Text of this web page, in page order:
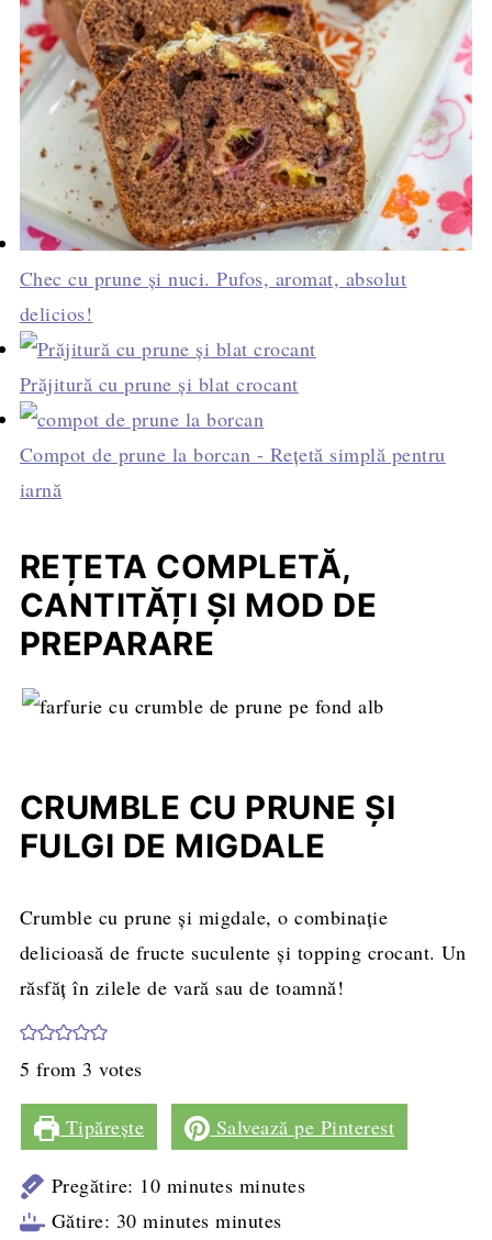
Chec cu prune și nuci. Pufos, aromat, absolut
delicios!
Prăjitură cu prune și blat crocant
Compot de prune la borcan - Rețetă simplă pentru
iarnă
REȚETA COMPLETĂ,
CANTITĂȚI ȘI MOD DE
PREPARARE
CRUMBLE CU PRUNE ŞI
FULGI DE MIGDALE
Crumble cu prune și migdale, o combinație
delicioasă de fructe suculente și topping crocant. Un
răsfăț în zilele de vară sau de toamnă!
5 from 3 votes
Tipărește Salvează pe Pinterest
Pregătire: 10 minutes minutes
Gătire: 30 minutes minutes